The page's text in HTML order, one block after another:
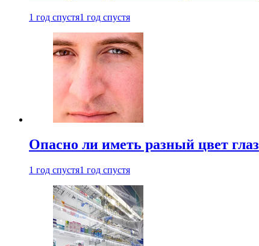
1 год спустя1 год спустя
Опасно ли иметь разный цвет глаз
1 год спустя1 год спустя